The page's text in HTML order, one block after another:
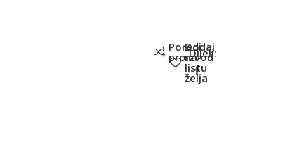
Poredi
proizvod
Dodaj
na
listu
želja
Dijeli: